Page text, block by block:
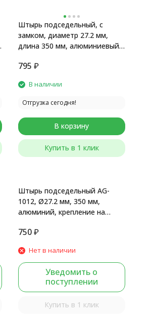
Штырь подседельный, с
замком, диаметр 27.2 мм,
длина 350 мм, алюминиевый,
795 ₽
В наличии
Отгрузка сегодня!
В корзину
Купить в 1 клик
Штырь подседельный AG-
1012, Ø27.2 мм, 350 мм,
алюминий, крепление на
750 ₽
Нет в наличии
Уведомить о
поступлении
Купить в 1 клик